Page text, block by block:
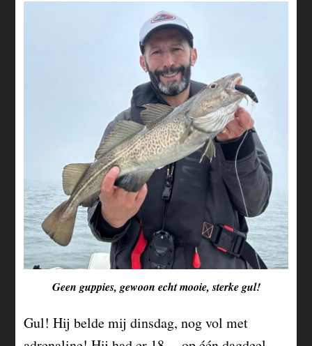
Geen guppies, gewoon echt mooie, sterke gul!
Gul! Hij belde mij dinsdag, nog vol met